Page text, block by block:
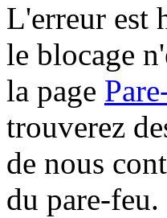
L'erreur est
le blocage
la page
trouverez
de nous
du pare-feu.